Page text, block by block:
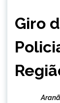
NOTÍCIAS
Giro